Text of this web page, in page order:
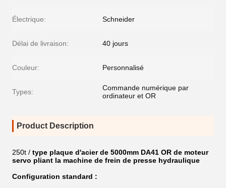
Électrique: Schneider
Délai de livraison: 40 jours
Couleur: Personnalisé
Types:
Commande numérique par
ordinateur et OR
Product Description
250t / type plaque d'acier de 5000mm DA41 OR de moteur
servo pliant la machine de frein de presse hydraulique
Configuration standard :